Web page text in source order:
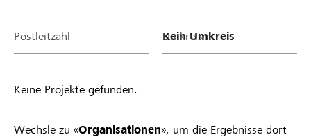
Postleitzahl Umkreis
Keine Projekte gefunden.
Wechsle zu «Organisationen», um die Ergebnisse dort